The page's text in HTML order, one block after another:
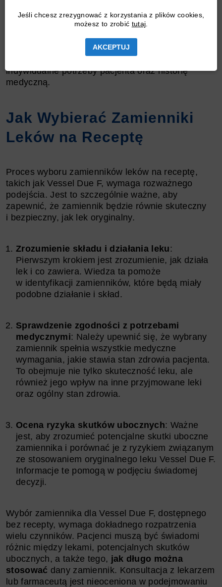
Jeśli chcesz zrezygnować z korzystania z plików cookies,
możesz to zrobić tutaj
AKCEPTUJ
istotne przy wyborze najbezpieczniejszej opcji.
Zawsze zaleca się konsultację z lekarzem lub
farmaceutą przed rozpoczęciem stosowania
zamiennika. Mogą oni doradzić, który zamiennik
będzie najodpowiedniejszy, biorąc pod uwagę
indywidualne potrzeby pacjenta oraz historię
medyczną.
Jak Wybierać Zamienniki
Leków na Receptę
Proces wyboru zamienników leków na receptę,
takich jak Vessel Due F, wymaga rozważnego
podejścia. Jest to szczególnie ważne, aby
zapewnić, że zamiennik będzie równie skuteczny
i bezpieczny, jak lek oryginalny.
Zrozumienie składu i działania leku:
Pierwszym krokiem jest zrozumienie, jak działa
lek i co zawiera. Wiedza ta pomoże
w identyfikacji zamienników, które będą miały
podobne działanie i skład.
Sprawdzenie zgodności z potrzebami
medycznymi: Należy upewnić się, że wybrany
zamiennik spełnia wszystkie medyczne
wymagania, jakie stawia stan zdrowia pacjenta.
To obejmuje nie tylko skuteczność leku, ale
również jego wpływ na inne przyjmowane leki
oraz ogólny stan zdrowia.
Ocena ryzyka skutków ubocznych: Ważne
jest, aby zrozumieć potencjalne skutki uboczne
zamiennika i porównać je z ryzykiem związanym
ze stosowaniem oryginalnego leku Vessel Due F.
Informacje te pomogą w podjęciu świadomej
decyzji.
Wybór zamiennika dla Vessel Due F, dostępnego
bez recepty, wymaga dokładnego rozpatrzenia
wielu czynników. Pacjenci muszą być świadomi
różnic między lekami, potencjalnych skutków
ubocznych, a także tego, jak długo można
stosować dany zamiennik. Konsultacja z lekarzem
lub farmaceutą jest nieoceniona w podejmowaniu